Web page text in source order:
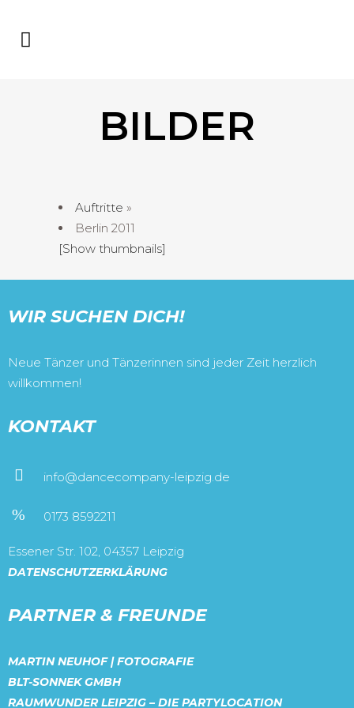
BILDER
Auftritte »
Berlin 2011
[Show thumbnails]
WIR SUCHEN DICH!
Neue Tänzer und Tänzerinnen sind jeder Zeit herzlich
willkommen!
KONTAKT
info@dancecompany-leipzig.de
0173 8592211
Essener Str. 102, 04357 Leipzig
DATENSCHUTZERKLÄRUNG
PARTNER & FREUNDE
MARTIN NEUHOF | FOTOGRAFIE
BLT-SONNEK GMBH
RAUMWUNDER LEIPZIG – DIE PARTYLOCATION